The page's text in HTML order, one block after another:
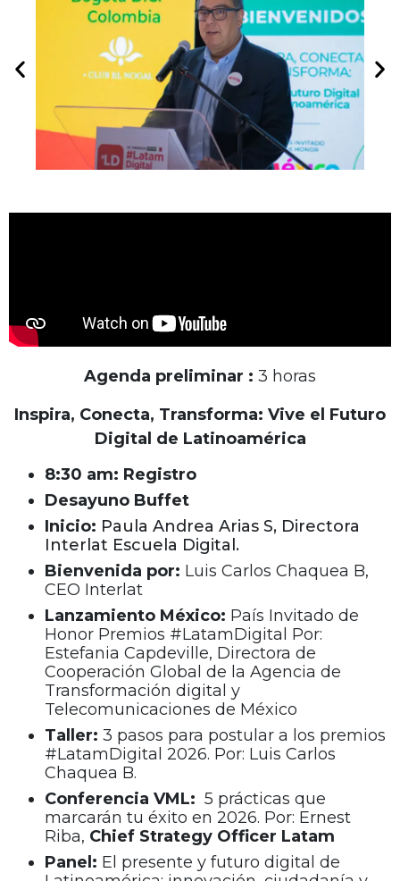
Agenda preliminar : 3 horas
Inspira, Conecta, Transforma: Vive el Futuro
Digital de Latinoamérica
8:30 am: Registro
Desayuno Buffet
Inicio: Paula Andrea Arias S, Directora
Interlat Escuela Digital.
Bienvenida por: Luis Carlos Chaquea B,
CEO Interlat
Lanzamiento México: País Invitado de
Honor Premios #LatamDigital Por:
Estefania Capdeville, Directora de
Cooperación Global de la Agencia de
Transformación digital y
Telecomunicaciones de México
Taller: 3 pasos para postular a los premios
#LatamDigital 2026. Por: Luis Carlos
Chaquea B.
Conferencia VML: 5 prácticas que
marcarán tu éxito en 2026. Por: Ernest
Riba, Chief Strategy Officer Latam
Panel: El presente y futuro digital de